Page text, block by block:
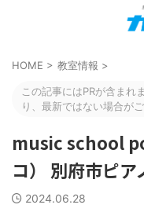
HOME > 教室情報 >
この記事にはPRが含まれ
り、最新ではない場合がご
music school
コ） 別府市ピア
2024.06.28